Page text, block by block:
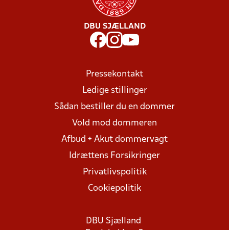
DBU SJÆLLAND
Pressekontakt
Ledige stillinger
Sådan bestiller du en dommer
Vold mod dommeren
Afbud + Akut dommervagt
Idrættens Forsikringer
Privatlivspolitik
Cookiepolitik
DBU Sjælland